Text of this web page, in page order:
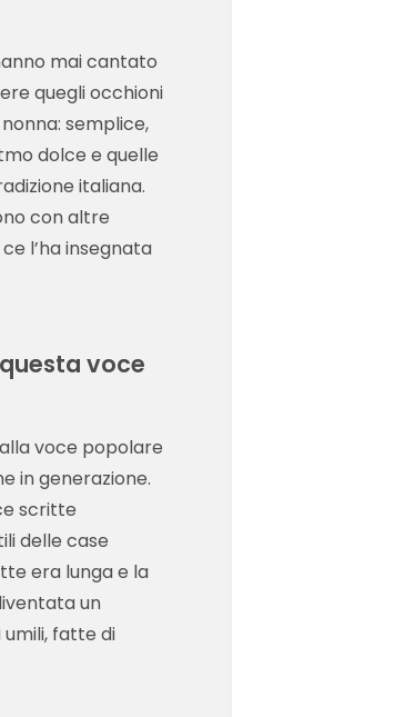
mai cantato
quegli occhioni
semplice,
dolce e quelle
italiana.
con altre
l’ha insegnata
voce
voce popolare
in generazione.
scritte
delle case
era lunga e la
un
fatte di